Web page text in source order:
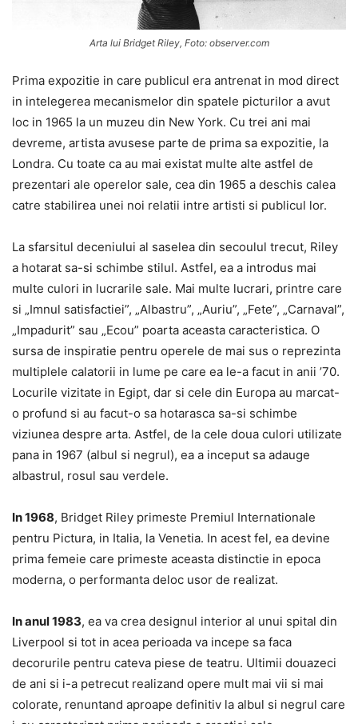
Arta lui Bridget Riley, Foto: observer.com
Prima expozitie in care publicul era antrenat in mod direct
in intelegerea mecanismelor din spatele picturilor a avut
loc in 1965 la un muzeu din New York. Cu trei ani mai
devreme, artista avusese parte de prima sa expozitie, la
Londra. Cu toate ca au mai existat multe alte astfel de
prezentari ale operelor sale, cea din 1965 a deschis calea
catre stabilirea unei noi relatii intre artisti si publicul lor.
La sfarsitul deceniului al saselea din secoulul trecut, Riley
a hotarat sa-si schimbe stilul. Astfel, ea a introdus mai
multe culori in lucrarile sale. Mai multe lucrari, printre care
si „Imnul satisfactiei”, „Albastru”, „Auriu”, „Fete”, „Carnaval”,
„Impadurit” sau „Ecou” poarta aceasta caracteristica. O
sursa de inspiratie pentru operele de mai sus o reprezinta
multiplele calatorii in lume pe care ea le-a facut in anii ’70.
Locurile vizitate in Egipt, dar si cele din Europa au marcat-
o profund si au facut-o sa hotarasca sa-si schimbe
viziunea despre arta. Astfel, de la cele doua culori utilizate
pana in 1967 (albul si negrul), ea a inceput sa adauge
albastrul, rosul sau verdele.
In 1968, Bridget Riley primeste Premiul Internationale
pentru Pictura, in Italia, la Venetia. In acest fel, ea devine
prima femeie care primeste aceasta distinctie in epoca
moderna, o performanta deloc usor de realizat.
In anul 1983, ea va crea designul interior al unui spital din
Liverpool si tot in acea perioada va incepe sa faca
decorurile pentru cateva piese de teatru. Ultimii douazeci
de ani si i-a petrecut realizand opere mult mai vii si mai
colorate, renuntand aproape definitiv la albul si negrul care